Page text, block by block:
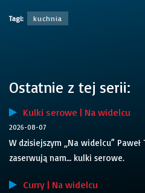
Tagi: kuchnia
Ostatnie z tej serii:
Kulki serowe | Na widelcu
2026-08-07
W dzisiejszym „Na widelcu”
zaserwują nam… kulki serowe.
Curry | Na widelcu